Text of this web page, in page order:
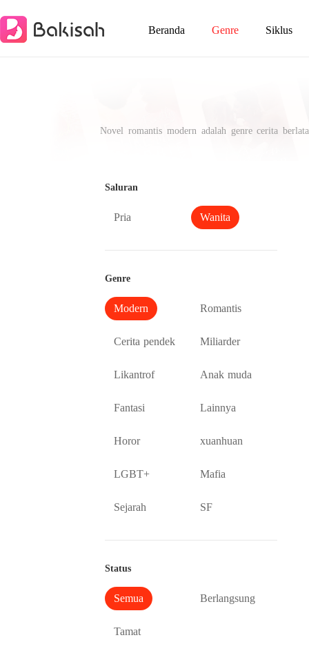
Beranda Genre Siklus
Novel romantis modern adalah genre cerita
Saluran
Pria Wanita
Genre
Modern Romantis
Cerita pendek Miliarder
Likantrof Anak muda
Fantasi Lainnya
Horor xuanhuan
LGBT+ Mafia
Sejarah SF
Status
Semua Berlangsung
Tamat